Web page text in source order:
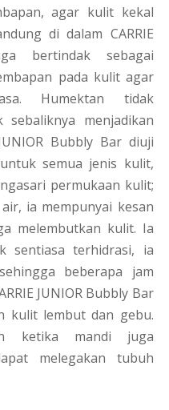
agar kulit kekal
di dalam CARRIE
bertindak sebagai
pada kulit agar
Humektan tidak
menjadikan
Bubbly Bar diuji
semua jenis kulit,
permukaan kulit;
ia mempunyai kesan
melembutkan kulit. Ia
sentiasa terhidrasi, ia
beberapa jam
JUNIOR Bubbly Bar
kulit lembut dan gebu.
ketika mandi juga
melegakan tubuh